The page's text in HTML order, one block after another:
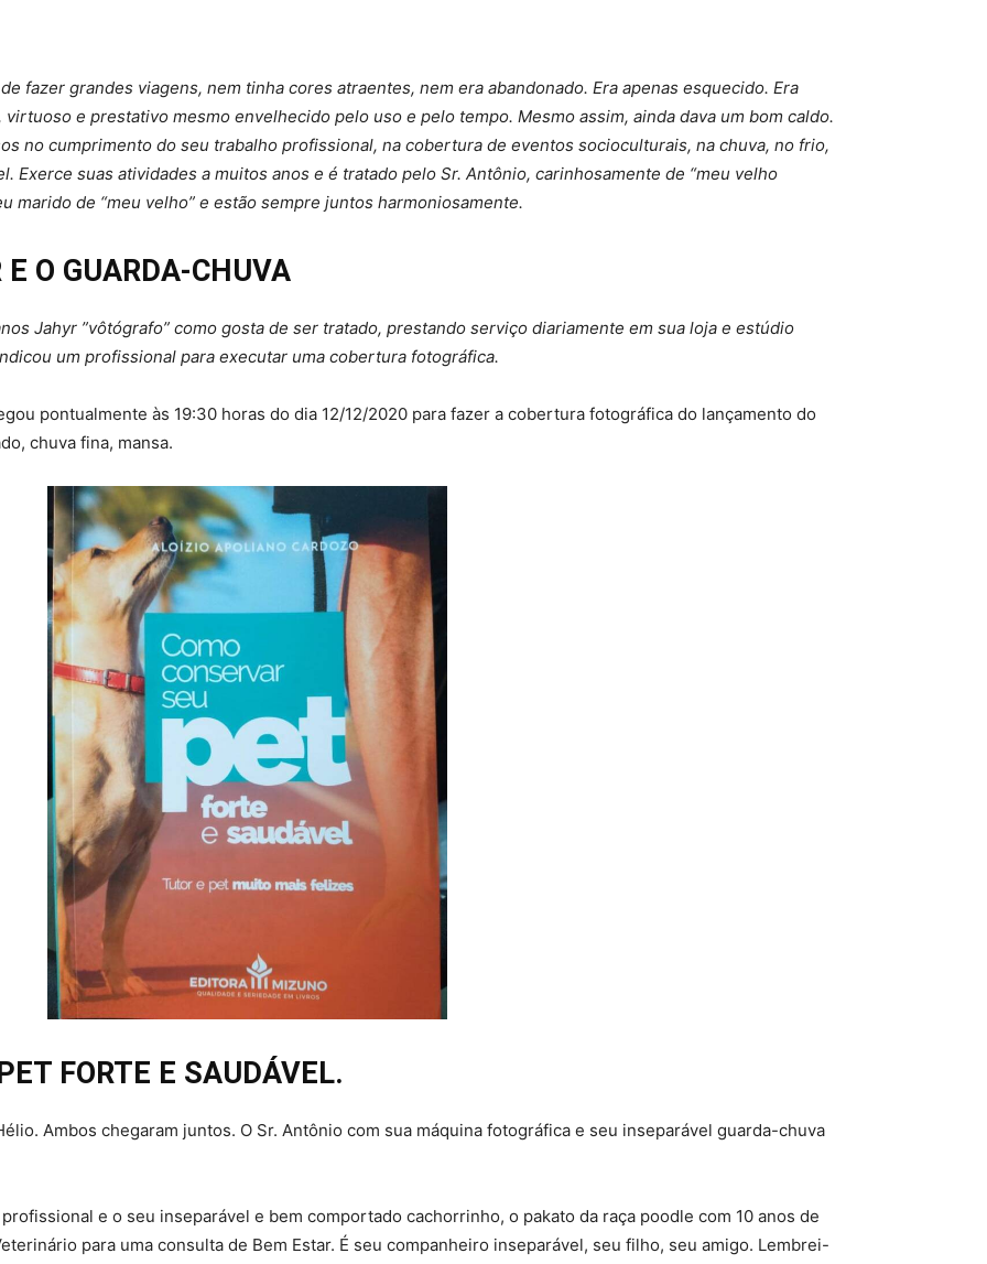
fazer grandes viagens, nem tinha cores atraentes, nem era abandonado. Era apenas esquecido. Era
e prestativo mesmo envelhecido pelo uso e pelo tempo. Mesmo assim, ainda dava um bom caldo.
no cumprimento do seu trabalho profissional, na cobertura de eventos socioculturais, na chuva, no frio,
Exerce suas atividades a muitos anos e é tratado pelo Sr. Antônio, carinhosamente de “meu velho
marido de “meu velho” e estão sempre juntos harmoniosamente.
E O GUARDA-CHUVA
Jahyr ”vôtógrafo” como gosta de ser tratado, prestando serviço diariamente em sua loja e estúdio
um profissional para executar uma cobertura fotográfica.
pontualmente às 19:30 horas do dia 12/12/2020 para fazer a cobertura fotográfica do lançamento do
chuva fina, mansa.
FORTE E SAUDÁVEL.
Ambos chegaram juntos. O Sr. Antônio com sua máquina fotográfica e seu inseparável guarda-chuva
e o seu inseparável e bem comportado cachorrinho, o pakato da raça poodle com 10 anos de
para uma consulta de Bem Estar. É seu companheiro inseparável, seu filho, seu amigo. Lembrei-